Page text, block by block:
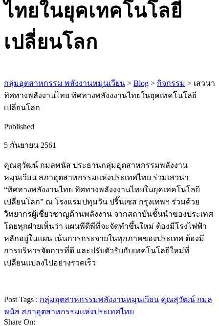
ไทยในยุคเทคโนโลยี
เปลี่ยนโลก
กลุ่มอุตสาหกรรม พลังงานหมุนเวียน > Blog > กิจกรรม > เสวนา
ทิศทางพลังงานไทย ทิศทางพลังงงานไทยในยุคเทคโนโลยี
เปลี่ยนโลก
Published
5 กันยายน 2561
คุณสุวัฒน์ กมลพนัส ประธานกลุ่มอุตสาหกรรมพลังงาน
หมุนเวียน สภาอุตสาหกรรมแห่งประเทศไทย ร่วมเสวนา
“ทิศทางพลังงานไทย ทิศทางพลังงงานไทยในยุคเทคโนโลยี
เปลี่ยนโลก” ณ โรงแรมปทุมวัน ปริ๊นเซส กรุงเทพฯ ร่วมด้วย
วิทยากรผู้เชี่ยวชาญด้านพลังงาน จากสถาบันชั้นนำของประเทศ
โดยทุกฝ่ายเห็นว่า แผนพีดีพีที่จะจัดทำขึ้นใหม่ ต้องมีโรงไฟฟ้า
หลักอยู่ในแผน เน้นการกระจายในทุกภาคของประเทศ ต้องมี
การบริหารจัดการที่ดี และปรับตัวรับกับเทคโนโลยีใหม่ที่
เปลี่ยนแปลงไปอย่างรวดเร็ว
Post Tags : กลุ่มอุตสาหกรรมพลังงานหมุนเวียน คุณสุวัฒน์ กมล
พนัส สภาอุตสาหกรรมแห่งประเทศไทย
Share On: